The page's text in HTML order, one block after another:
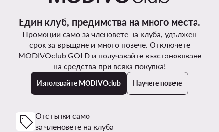
Един клуб, предимства на много места.
Промоции само за членовете на клуба, удължен
срок за връщане и много повече. Отключете
MODIVOclub GOLD и получавайте възстановяване
на средства при всяка покупка!
Използвайте MODIVOclub Научете повече
Отстъпки само
за членовете на клуба